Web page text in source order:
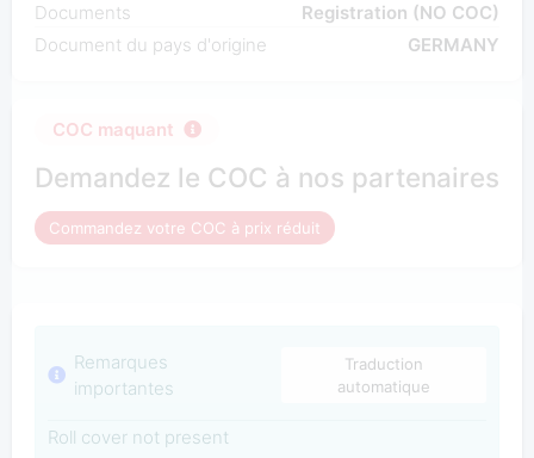
Documents
Registration (NO COC)
Document du pays d'origine
GERMANY
COC maquant
Demandez le COC à nos partenaires
Commandez votre COC à prix réduit
Remarques
importantes
Traduction
automatique
Roll cover not present